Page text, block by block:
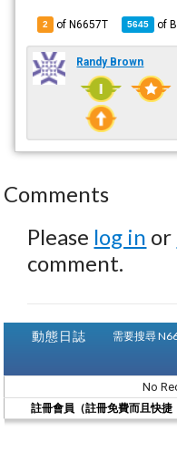
2 of N6657T 5645 of
Randy Brown
Comments
Please log in or
comment.
動態日誌 需要搜尋
No
註冊會員（註冊免費而且快